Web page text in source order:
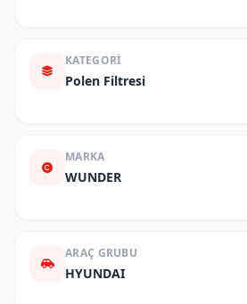
KATEGORI
Polen Filtresi
MARKA
WUNDER
ARAÇ GRUBU
HYUNDAI